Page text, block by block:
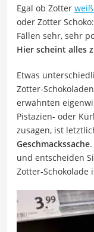
Egal ob Zotter
oder Zotter
Fällen sehr, sehr
Hier scheint alles
Etwas
Zotter-
erwähnten
Pistazien- oder
zusagen, ist
Geschmackssache
und entscheiden
Zotter-Schokolade